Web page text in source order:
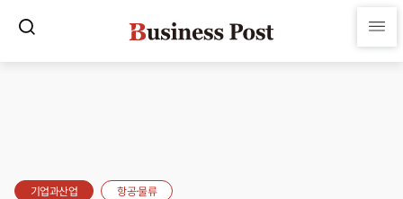
기업과산업 항공·물류